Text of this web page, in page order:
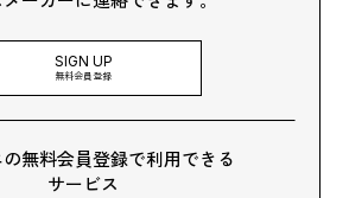
SIGN UP
無料会員登録
無料会員登録で利用できる
サービス